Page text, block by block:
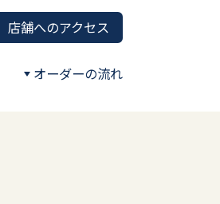
店舗へのアクセス
オーダーの流れ